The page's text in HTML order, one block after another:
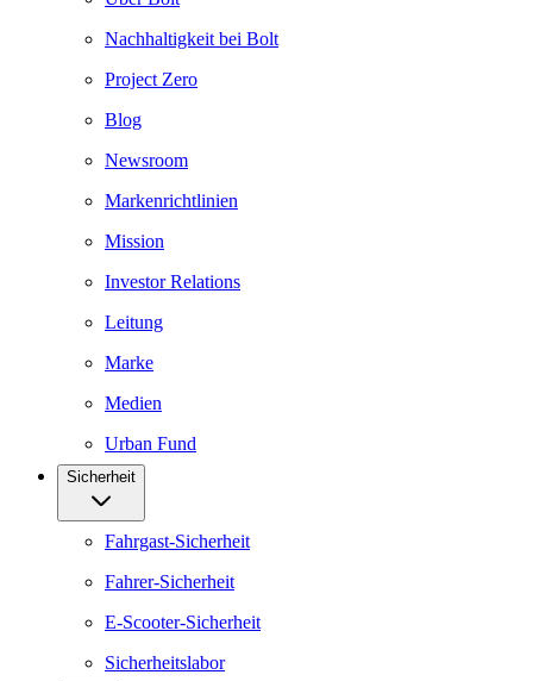
Nachhaltigkeit bei Bolt
Project Zero
Blog
Newsroom
Markenrichtlinien
Mission
Investor Relations
Leitung
Marke
Medien
Urban Fund
Sicherheit
Fahrgast-Sicherheit
Fahrer-Sicherheit
E-Scooter-Sicherheit
Sicherheitslabor